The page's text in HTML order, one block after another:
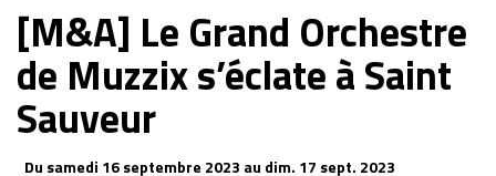
[M&A] Le Grand Orchestre
de Muzzix s’éclate à Saint
Sauveur
Du samedi 16 septembre 2023 au dim. 17 sept. 2023